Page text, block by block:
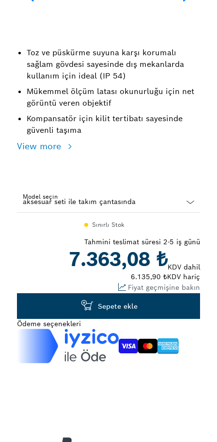
Toz ve püskürme suyuna karşı korumalı
sağlam gövdesi sayesinde dış mekanlarda
kullanım için ideal (IP 54)
Mükemmel ölçüm latası okunurluğu için net
görüntü veren objektif
Kompansatör için kilit tertibatı sayesinde
güvenli taşıma
View more
Model seçin
Sınırlı Stok
Tahmini teslimat süresi 2-5 iş günü
7.363,08 ₺KDV dahil
6.135,90 ₺KDV hariç
Fiyat geçmişine bakın
Sepete ekle
Ödeme seçenekleri